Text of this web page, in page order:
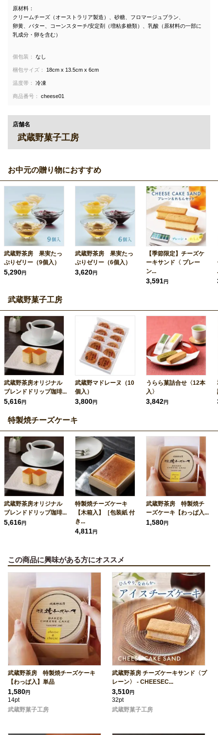
原材料：
クリームチーズ（オーストラリア製造）、砂糖、フロマージュブラン、
卵黄、バター、コーンスターチ/安定剤（増粘多糖類）、乳酸（原材料の一部に
乳成分・卵を含む）
個包装： なし
梱包サイズ： 18cm x 13.5cm x 6cm
温度帯： 冷凍
商品番号： cheese01
店舗名
武蔵野菓子工房
お中元の贈り物におすすめ
武蔵野茶房 果実たっ
ぷりゼリー（9個入）
5,290円
武蔵野茶房 果実たっ
ぷりゼリー（6個入）
3,620円
【季節限定】チーズケ
ーキサンド〈 プレー
ン...
3,591円
武蔵野菓子工房
武蔵野茶房オリジナル
ブレンドドリップ珈琲...
5,616円
武蔵野マドレーヌ（10
個入）
3,800円
うらら菓詰合せ〈12本
入〉
3,842円
特製焼チーズケーキ
武蔵野茶房オリジナル
ブレンドドリップ珈琲...
5,616円
特製焼チーズケーキ
【木箱入】［包装紙 付
き...
4,811円
武蔵野茶房 特製焼チ
ーズケーキ【わっぱ入...
1,580円
この商品に興味がある方にオススメ
武蔵野茶房 特製焼チーズケーキ
【わっぱ入】単品
1,580円
14pt
武蔵野菓子工房
武蔵野茶房 チーズケーキサンド〈プ
レーン〉 - CHEESEC...
3,510円
32pt
武蔵野菓子工房